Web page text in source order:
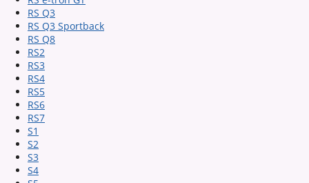
RS Q3
RS Q3 Sportback
RS Q8
RS2
RS3
RS4
RS5
RS6
RS7
S1
S2
S3
S4